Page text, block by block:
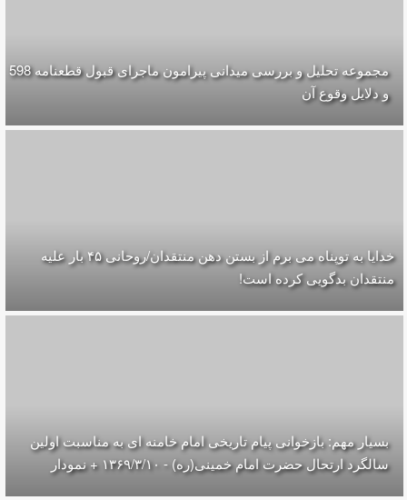
مجموعه تحلیل و بررسی میدانی پیرامون ماجرای قبول قطعنامه 598
و دلایل وقوع آن
خدایا به توپناه می برم از بستن دهن منتقدان/روحانی ۴۵ بار علیه
منتقدان بدگویی کرده است!
بسیار مهم: بازخوانی پیام تاریخی امام خامنه ای به مناسبت اولین
سالگرد ارتحال حضرت امام خمینی(ره) - ۱۳۶۹/۳/۱۰ + نمودار